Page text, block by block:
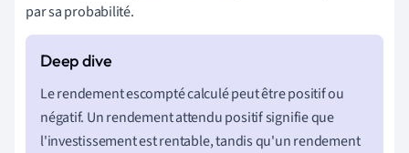
par sa probabilité.
Le rendement escompté calculé peut être positif ou
négatif. Un rendement attendu positif signifie que
l'investissement est rentable, tandis qu'un rendement